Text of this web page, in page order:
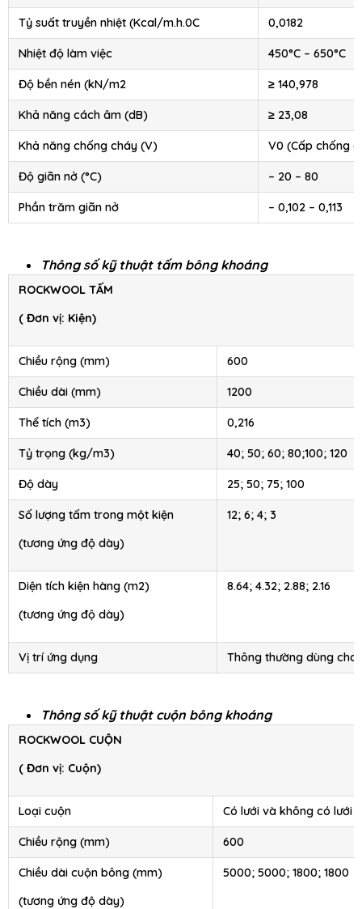
Tỷ suất truyền nhiệt (Kcal/m.h.0C 0,0182
Nhiệt độ làm việc 450°C – 650°C
Độ bền nén (kN/m2 ≥ 140,978
Khả năng cách âm (dB) ≥ 23,08
Khả năng chống cháy (V) V0 (Cấp chống
Độ giãn nở (°C) – 20 – 80
Phần trăm giãn nở – 0,102 – 0,113
Thông số kỹ thuật tấm bông khoáng
ROCKWOOL TẤM
( Đơn vị: Kiện)
Chiều rộng (mm) 600
Chiều dài (mm) 1200
Thể tích (m3) 0,216
Tỷ trọng (kg/m3) 40; 50; 60; 80;100; 120
Độ dày 25; 50; 75; 100
Số lượng tấm trong một kiện
(tương ứng độ dày)
12; 6; 4; 3
Diện tích kiện hàng (m2)
(tương ứng độ dày)
8.64; 4.32; 2.88; 2.16
Vị trí ứng dụng Thông thường dùng
Thông số kỹ thuật cuộn bông khoáng
ROCKWOOL CUỘN
( Đơn vị: Cuộn)
Loại cuộn Có lưới và không có lưới
Chiều rộng (mm) 600
Chiều dài cuộn bông (mm)
(tương ứng độ dày)
5000; 5000; 1800; 1800